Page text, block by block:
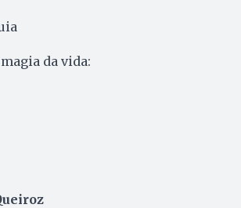
da vida: